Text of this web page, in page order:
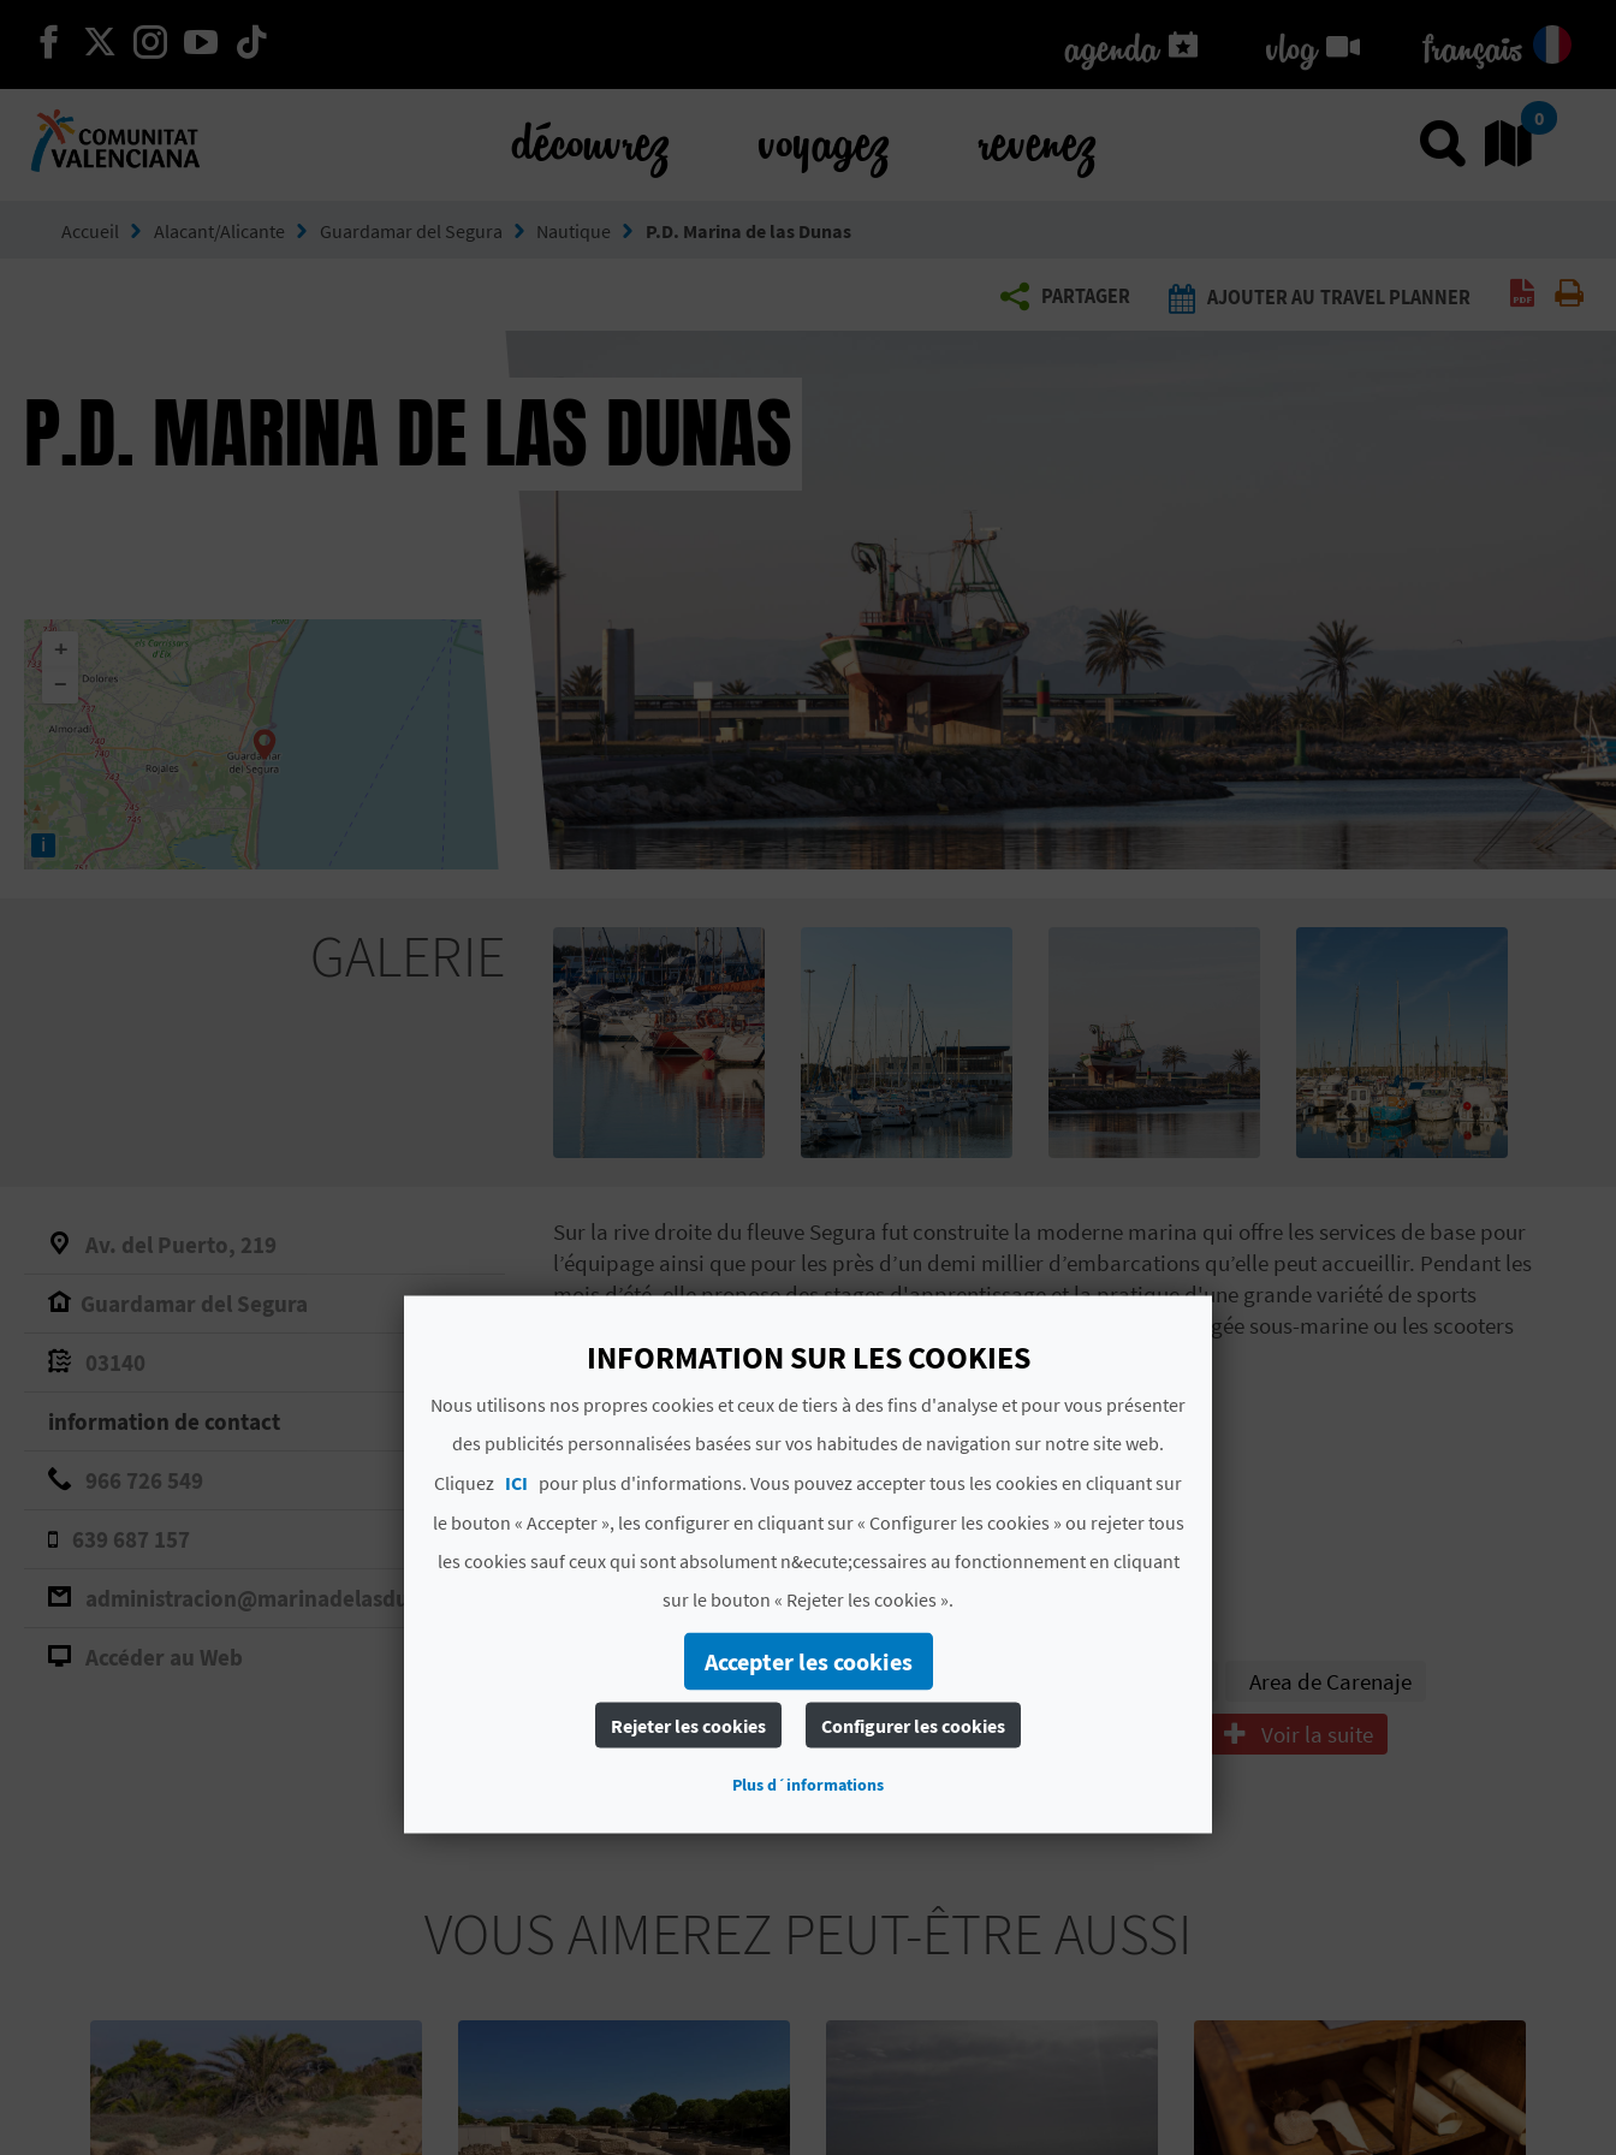
continuer sur facebook
continuer sur twitter
continuer sur instagram
continuer sur youtube agenda
agenda vlog
vlog français
découvrez voyagez revenez Utiliser
0
Accueil Alacant/Alicante Guardamar del Segura Nautique P.D. Marina de las Dunas
P.D. MARINA DE LAS DUNAS
+
−
i
PARTAGER AJOUTER AU TRAVEL PLANNER Générer
GALERIE
Av. del Puerto, 219
Guardamar del Segura
03140
information de contact
966 726 549
639 687 157
administracion@marinadelasdunas.es
Accéder au Web
Sur la rive droite du fleuve Segura fut construite la moderne marina qui offre les services de base pour
l’équipage ainsi que pour les près d’un demi millier d’embarcations qu’elle peut accueillir. Pendant les
mois d’été, elle propose des stages d'apprentissage et la pratique d'une grande variété de sports
nautiques, tels que la voile, la planche à voile, le ski nautique, la plongée sous-marine ou les scooters
des mers.
# SPÉCIALITÉS
Clubs nautiques et marinas Ski nautique
# SERVICES
Restaurante Aparcamiento Recogida de Basuras
Area de Carenaje
Muelle de Espera
Botiquin Hielo Voir la suite
VOUS AIMEREZ PEUT-ÊTRE AUSSI
INFORMATION SUR LES COOKIES
Nous utilisons nos propres cookies et ceux de tiers à des fins d'analyse et pour vous présenter
des publicités personnalisées basées sur vos habitudes de navigation sur notre site web.
Cliquez ICI pour plus d'informations. Vous pouvez accepter tous les cookies en cliquant sur
le bouton « Accepter », les configurer en cliquant sur « Configurer les cookies » ou rejeter tous
les cookies sauf ceux qui sont absolument n&ecute;cessaires au fonctionnement en cliquant
sur le bouton « Rejeter les cookies ».
Accepter les cookies
Rejeter les cookies Configurer les cookies
Plus d´informations